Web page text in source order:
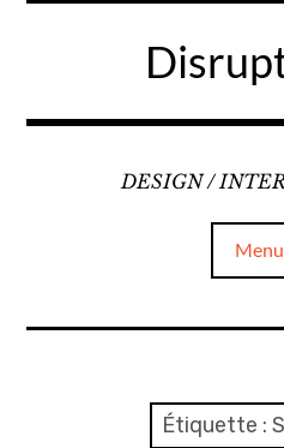
DESIGN /
Menu
Étiquette :